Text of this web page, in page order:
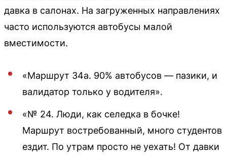
давка в салонах. На загруженных направлениях
часто используются автобусы малой
вместимости.
«Маршрут 34а. 90% автобусов — пазики, и
валидатор только у водителя».
«№ 24. Люди, как селедка в бочке!
Маршрут востребованный, много студентов
ездит. По утрам просто не уехать! От давки